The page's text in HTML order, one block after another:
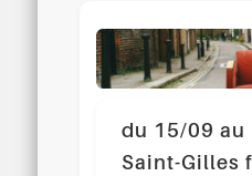
du 15/09 au
Saint-Gilles